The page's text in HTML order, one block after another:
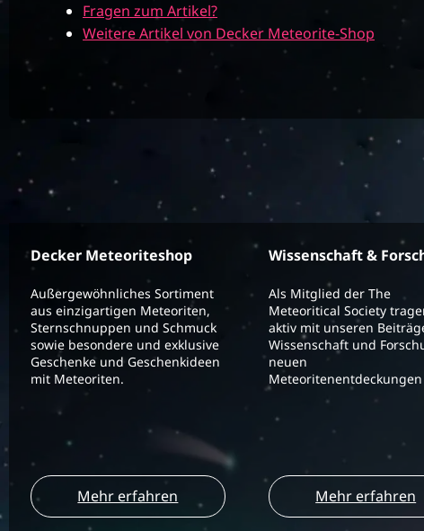
Fragen zum Artikel?
Weitere Artikel von Decker Meteorite-Shop
Decker Meteoriteshop
Außergewöhnliches Sortiment
aus einzigartigen Meteoriten,
Sternschnuppen und Schmuck
sowie besondere und exklusive
Geschenke und Geschenkideen
mit Meteoriten.
Mehr erfahren
Wissenschaft &
Als Mitglied der The
Meteoritical Society
aktiv mit unseren
Wissenschaft und
neuen
Mehr erfahren